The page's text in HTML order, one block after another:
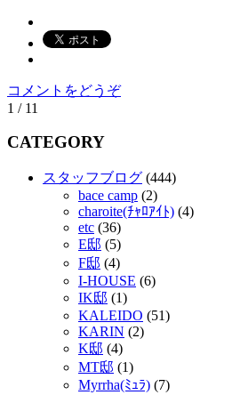
コメントをどうぞ
1 / 11
CATEGORY
スタッフブログ (444)
bace camp (2)
charoite(ﾁｬﾛｱｲﾄ) (4)
etc (36)
E邸 (5)
F邸 (4)
I-HOUSE (6)
IK邸 (1)
KALEIDO (51)
KARIN (2)
K邸 (4)
MT邸 (1)
Myrrha(ﾐｭﾗ) (7)